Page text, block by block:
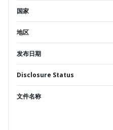
国家
地区
发布日期
Disclosure Status
文件名称